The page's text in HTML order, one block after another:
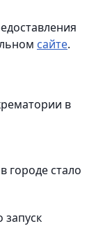
сайте.
в
городе стало
запуск